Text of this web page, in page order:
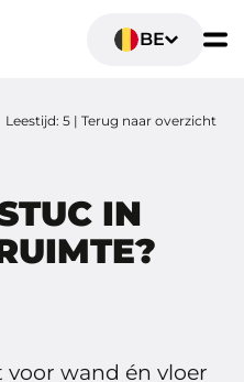
BE
Leestijd: 5 | Terug naar overzicht
IN
wand én vloer